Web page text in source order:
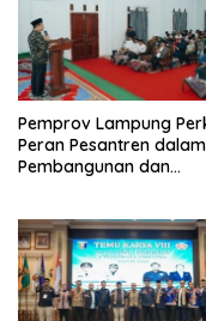
Pemprov Lampung
Peran Pesantren dalam
Pembangunan dan